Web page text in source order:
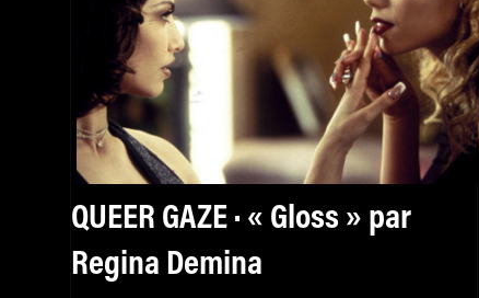
QUEER GAZE · « Gloss » par
Regina Demina